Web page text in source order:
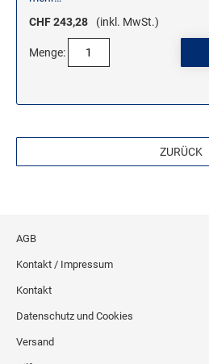
CHF 243,28
(inkl. MwSt.)
Menge:
ZURÜCK
AGB
Kontakt / Impressum
Kontakt
Datenschutz und Cookies
Versand